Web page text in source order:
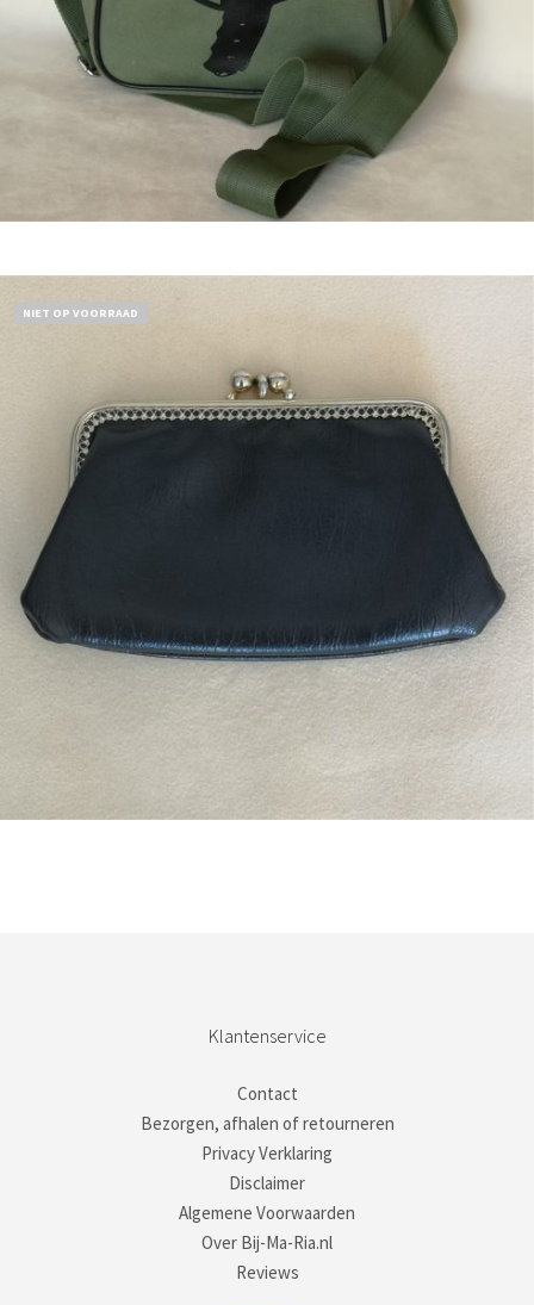
NIET OP VOORRAAD
Klantenservice
Contact
Bezorgen, afhalen of retourneren
Privacy Verklaring
Disclaimer
Algemene Voorwaarden
Over Bij-Ma-Ria.nl
Reviews